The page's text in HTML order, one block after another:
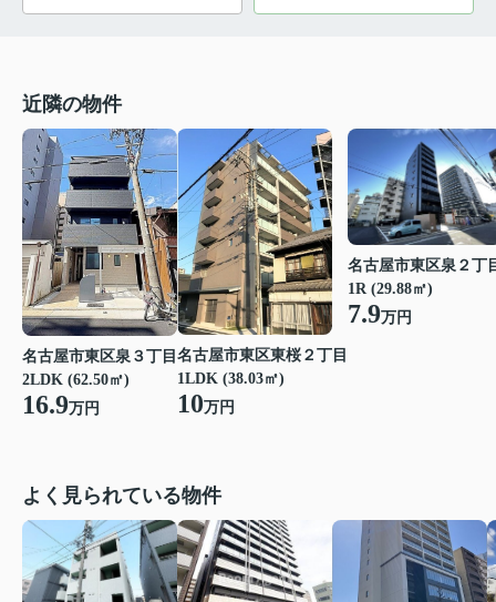
近隣の物件
名古屋市東区泉３丁目
2LDK (62.50㎡)
16.9万円
名古屋市東区東桜２丁目
1LDK (38.03㎡)
10万円
名古屋市東区泉２丁
1R (29.88㎡)
7.9万円
よく見られている物件